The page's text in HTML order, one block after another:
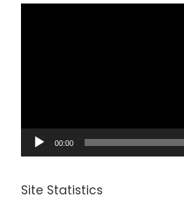
00:00
Site Statistics